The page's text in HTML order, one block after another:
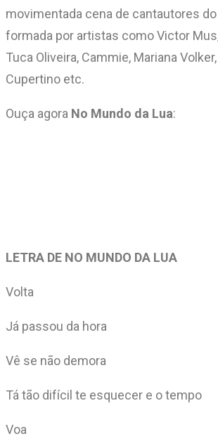
movimentada cena de cantautores
formada por artistas como Victor
Tuca Oliveira, Cammie, Mariana
Cupertino etc.
Ouça agora No Mundo da Lua:
LETRA DE NO MUNDO DA LUA
Volta
Já passou da hora
Vê se não demora
Tá tão difícil te esquecer e o tempo
Voa